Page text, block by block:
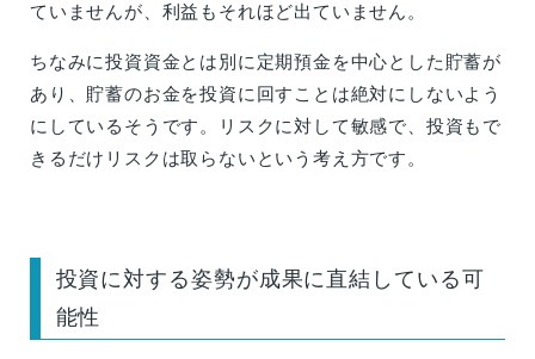
ていませんが、利益もそれほど出ていません。
ちなみに投資資金とは別に定期預金を中心とした貯蓄が
あり、貯蓄のお金を投資に回すことは絶対にしないよう
にしているそうです。リスクに対して敏感で、投資もで
きるだけリスクは取らないという考え方です。
投資に対する姿勢が成果に直結している可
能性